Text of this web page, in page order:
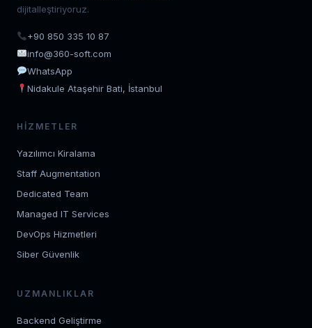
dijitalleştiriyoruz.
+90 850 335 10 87
info@360-soft.com
WhatsApp
Nidakule Ataşehir Bati, İstanbul
HIZMETLER
Yazılımcı Kiralama
Staff Augmentation
Dedicated Team
Managed IT Services
DevOps Hizmetleri
Siber Güvenlik
UZMANLIKLAR
Backend Geliştirme